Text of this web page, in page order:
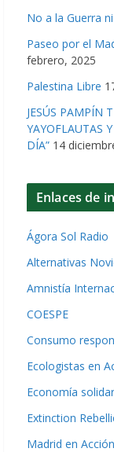
No a la Guerra
Paseo por el
febrero, 2025
Palestina Libre
JESÚS PAMPÍN
YAYOFLAUTAS
DÍA” 14
Enlaces de
Ágora Sol Radio
Alternativas
Amnistía
COESPE
Consumo
Ecologistas en
Economía
Extinction
Madrid en Acción